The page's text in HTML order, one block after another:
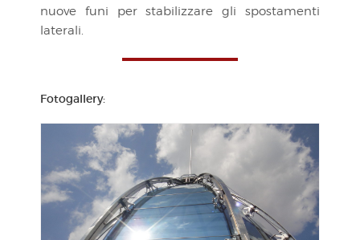
nuove funi per stabilizzare gli spostamenti
laterali.
Fotogallery: